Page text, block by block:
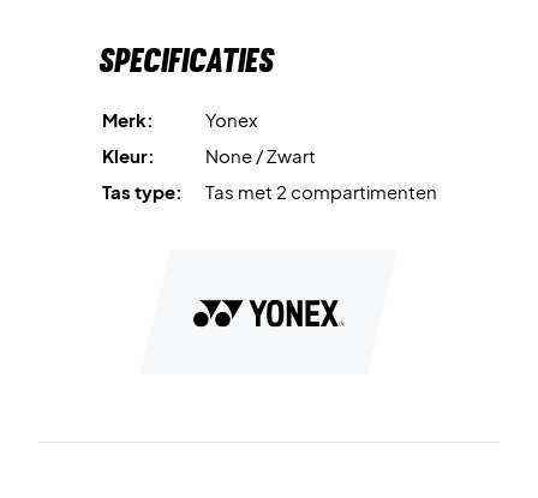
Specificaties
Merk:
Yonex
Kleur:
None / Zwart
Tas type:
Tas met 2 compartimenten